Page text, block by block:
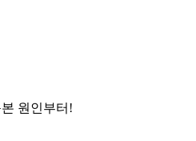
원인부터!